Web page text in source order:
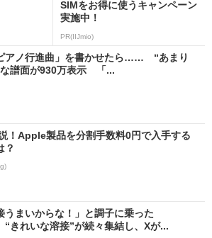
SIMをお得に使うキャンペーン
実施中！
PR(IIJmio)
アノ行進曲」を書かせたら…… “あまり
な譜面が930万表示 「...
！Apple製品を分割手数料0円で入手する
？
うまいからな！」と調子に乗った
れいな溶接”が続々集結し、Xが...